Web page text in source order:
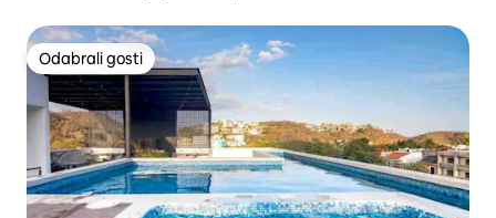
Odabrali gosti
Odabrali gosti